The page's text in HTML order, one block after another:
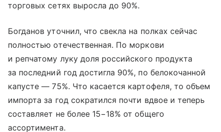
торговых сетях выросла до 90%.
Богданов уточнил, что свекла на полках сейчас
полностью отечественная. По моркови
и репчатому луку доля российского продукта
за последний год достигла 90%, по белокочанной
капусте — 75%. Что касается картофеля, то объем
импорта за год сократился почти вдвое и теперь
составляет не более 15−18% от общего
ассортимента.